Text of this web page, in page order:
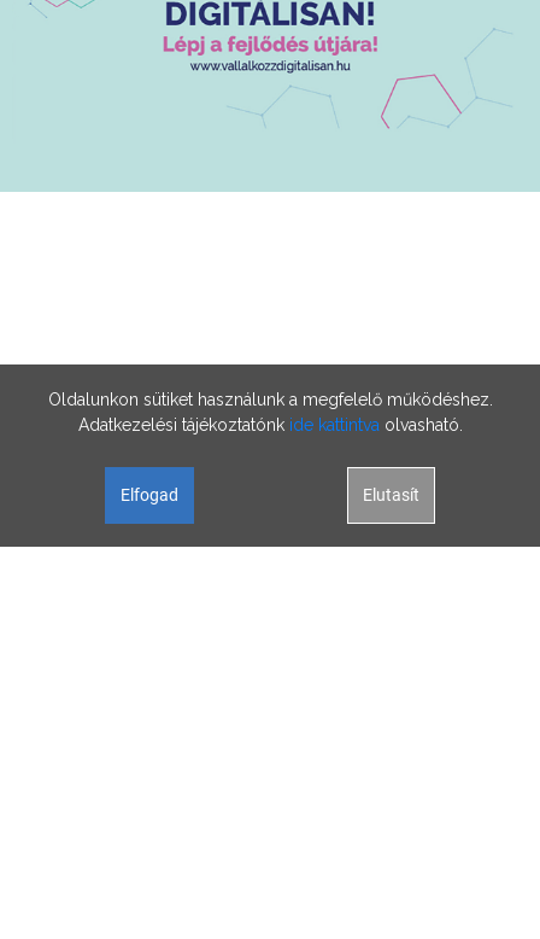
Oldalunkon sütiket használunk a megfelelő működéshez.
Adatkezelési tájékoztatónk ide kattintva olvasható.
Elfogad Elutasít